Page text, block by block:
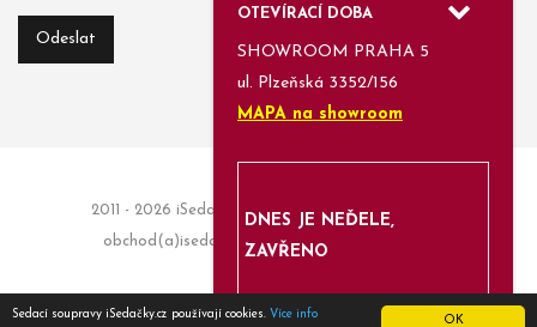
OK
Sedací soupravy iSedačky.cz používají cookies. Více info
2011 - 2026 iSedačky.cz | Informace a objednávky:
obchod(a)isedacky.cz | Enjoyed with
OTEVÍRACÍ DOBA
SHOWROOM PRAHA 5
ul. Plzeňská 3352/156
MAPA na showroom
DNES JE NEĎELE,
ZAVŘENO